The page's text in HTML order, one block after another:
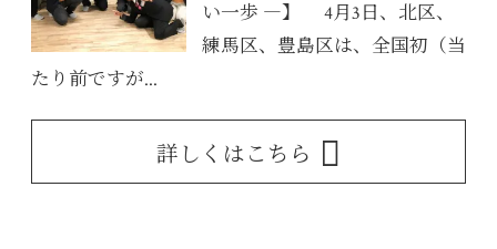
い一歩 ―】 4月3日、北区、
練馬区、豊島区は、全国初（当
たり前ですが...
詳しくはこちら